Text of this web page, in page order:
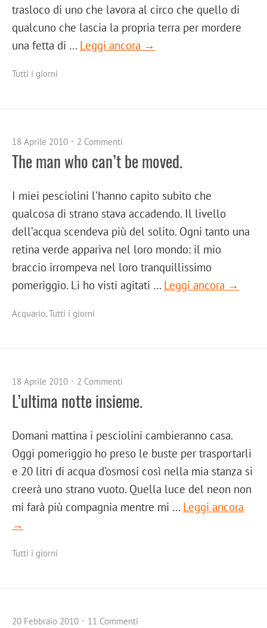
trasloco di uno che lavora al circo che quello di
qualcuno che lascia la propria terra per mordere
una fetta di … Leggi ancora →
Tutti i giorni
18 Aprile 2010 2 Commenti
The man who can’t be moved.
I miei pesciolini l’hanno capito subito che
qualcosa di strano stava accadendo. Il livello
dell’acqua scendeva più del solito. Ogni tanto una
retina verde appariva nel loro mondo: il mio
braccio irrompeva nel loro tranquillissimo
pomeriggio. Li ho visti agitati … Leggi ancora →
Acquario,Tutti i giorni
18 Aprile 2010 2 Commenti
L’ultima notte insieme.
Domani mattina i pesciolini cambieranno casa.
Oggi pomeriggio ho preso le buste per trasportarli
e 20 litri di acqua d’osmosi così nella mia stanza si
creerà uno strano vuoto. Quella luce del neon non
mi farà più compagnia mentre mi … Leggi ancora
→
Tutti i giorni
20 Febbraio 2010 11 Commenti